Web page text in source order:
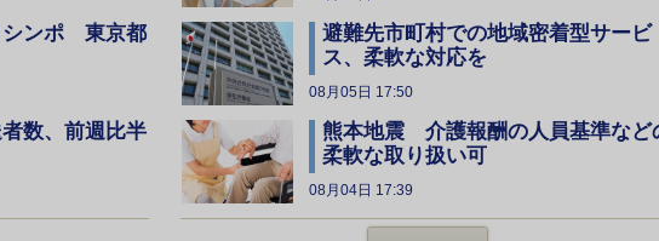
シンポ 東京都
数、前週比半
避難先市町村での地域密着型サービ
ス、柔軟な対応を
08月05日 17:50
熊本地震 介護報酬の人員基準など
柔軟な取り扱い可
08月04日 17:39